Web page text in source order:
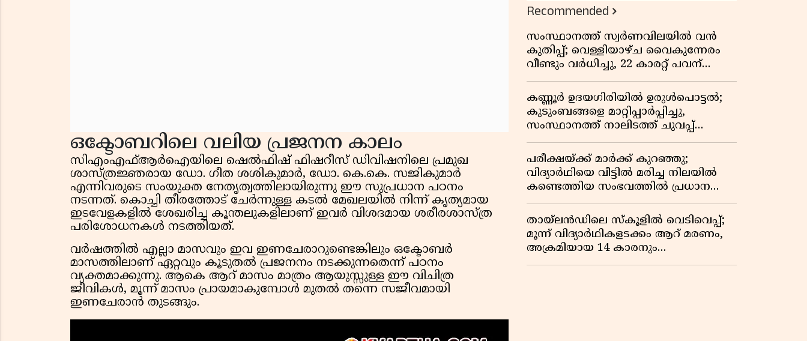
ഒക്ടോബറിലെ വലിയ പ്രജനന കാലം
സിഎംഎഫ്ആർഐയിലെ ഷെൽഫിഷ് ഫിഷറീസ് ഡിവിഷനിലെ പ്രമുഖ
ശാസ്ത്രജ്ഞരായ ഡോ. ഗീത ശശികുമാർ, ഡോ. കെ.കെ. സജികുമാർ
എന്നിവരുടെ സംയുക്ത നേതൃത്വത്തിലായിരുന്നു ഈ സുപ്രധാന പഠനം
നടന്നത്. കൊച്ചി തീരത്തോട് ചേർന്നുള്ള കടൽ മേഖലയിൽ നിന്ന് കൃത്യമായ
ഇടവേളകളിൽ ശേഖരിച്ച കൂന്തലുകളിലാണ് ഇവർ വിശദമായ ശരീരശാസ്ത്ര
പരിശോധനകൾ നടത്തിയത്.
വർഷത്തിൽ എല്ലാ മാസവും ഇവ ഇണചേരാറുണ്ടെങ്കിലും ഒക്ടോബർ
മാസത്തിലാണ് ഏറ്റവും കൂടുതൽ പ്രജനനം നടക്കുന്നതെന്ന് പഠനം
വ്യക്തമാക്കുന്നു. ആകെ ആറ് മാസം മാത്രം ആയുസ്സുള്ള ഈ വിചിത്ര
ജീവികൾ, മൂന്ന് മാസം പ്രായമാകുമ്പോൾ മുതൽ തന്നെ സജീവമായി
ഇണചേരാൻ തുടങ്ങും.
Recommended
സംസ്ഥാനത്ത് സ്വർണവിലയിൽ വൻ
കുതിപ്പ്; വെള്ളിയാഴ്ച വൈകുന്നേരം
വീണ്ടും വർധിച്ചു, 22 കാരറ്റ് പവന്
1,10,920 രൂപയായി
കണ്ണൂർ ഉദയഗിരിയിൽ ഉരുൾപൊട്ടൽ;
കുടുംബങ്ങളെ മാറ്റിപ്പാർപ്പിച്ചു,
സംസ്ഥാനത്ത് നാലിടത്ത് ചുവപ്പ്
ജാഗ്രത
പരീക്ഷയ്ക്ക് മാർക്ക് കുറഞ്ഞു;
വിദ്യാർഥിയെ വീട്ടിൽ മരിച്ച നിലയിൽ
കണ്ടെത്തിയ സംഭവത്തിൽ പ്രധാന
അധ്യാപികക്കെതിരെ പരാതി
തായ്‌ലൻഡിലെ സ്‌കൂളിൽ വെടിവെപ്പ്;
മൂന്ന് വിദ്യാർഥികളടക്കം ആറ് മരണം,
അക്രമിയായ 14 കാരനും
മരിച്ചനിലയിൽ